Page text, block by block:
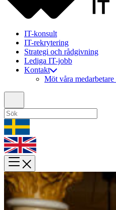
IT-konsult
IT-rekrytering
Strategi och rådgivning
Lediga IT-jobb
Kontakt
Möt våra